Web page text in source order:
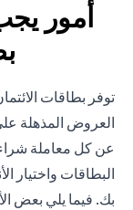
أمور
توفر بطاقات
العروض المذهلة
عن كل معاملة شراء
البطاقات واختيار
بك. فيما يلي بعض